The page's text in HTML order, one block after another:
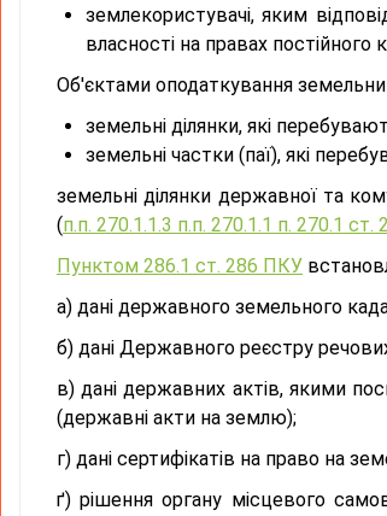
землекористувачі, яким
власності на правах постійного
Об'єктами оподаткування
земельні ділянки, які
земельні частки (паї), які
земельні ділянки державної та
(п.п. 270.1.1.3 п.п. 270.1.1 п. 270.1
Пунктом 286.1 ст. 286 ПКУ
а) дані державного земельного
б) дані Державного реєстру
в) дані державних актів, якими
(державні акти на землю);
г) дані сертифікатів на право на
ґ) рішення органу місцевого